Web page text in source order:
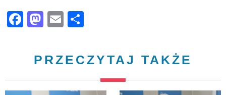
Facebook
Mastodon
Email
PRZECZYTAJ TAKŻE